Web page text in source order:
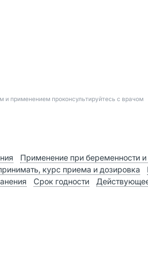
и применением проконсультируйтесь с врачом
Применение при беременности
курс приема и дозировка
Срок годности